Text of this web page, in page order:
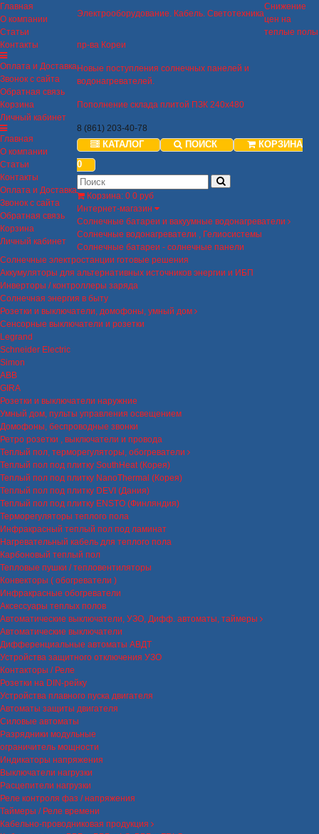
Главная
О компании
Статьи
Контакты
Оплата и Доставка
Звонок с сайта
Обратная связь
Корзина
Личный кабинет
Главная
О компании
Статьи
Контакты
Оплата и Доставка
Звонок с сайта
Обратная связь
Корзина
Личный кабинет
Электрооборудование. Кабель. Светотехника
Снижение
цен на
теплые полы
пр-ва Кореи
Новые поступления солнечных панелей и
водонагревателей.
Пополнение склада плитой ПЗК 240х480
8 (861) 203-40-78
КАТАЛОГ ПОИСК
КОРЗИНА
0
Корзина: 0 0 руб
Интернет-магазин
Солнечные батареи и вакуумные водонагреватели
Солнечные водонагреватели , Гелиосистемы
Солнечные батареи - солнечные панели
Солнечные электростанции готовые решения
Аккумуляторы для альтернативных источников энергии и ИБП
Инверторы / контроллеры заряда
Солнечная энергия в быту
Розетки и выключатели, домофоны, умный дом
Сенсорные выключатели и розетки
Legrand
Schneider Electric
Simon
ABB
GIRA
Розетки и выключатели наружние
Умный дом, пульты управления освещением
Домофоны, беспроводные звонки
Ретро розетки , выключатели и провода
Теплый пол, терморегуляторы, обогреватели
Теплый пол под плитку SouthHeat (Корея)
Теплый пол под плитку NanoThermal (Корея)
Теплый пол под плитку DEVI (Дания)
Теплый пол под плитку ENSTO (Финляндия)
Терморегуляторы теплого пола
Инфракрасный теплый пол под ламинат
Нагревательный кабель для теплого пола
Карбоновый теплый пол
Тепловые пушки / тепловентиляторы
Конвекторы ( обогреватели )
Инфракрасные обогреватели
Аксессуары теплых полов
Автоматические выключатели, УЗО, Дифф. автоматы, таймеры
Автоматические выключатели
Дифференциальные автоматы АВДТ
Устройства защитного отключения УЗО
Контакторы / Реле
Розетки на DIN-рейку
Устройства плавного пуска двигателя
Автоматы защиты двигателя
Силовые автоматы
Разрядники модульные
ограничитель мощности
Индикаторы напряжения
Выключатели нагрузки
Расцепители нагрузки
Реле контроля фаз / напряжения
Таймеры / Реле времени
Кабельно-проводниковая продукция